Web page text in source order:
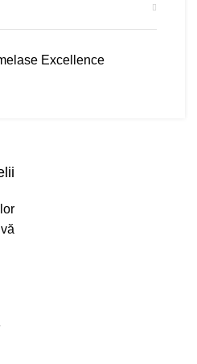
Excellence